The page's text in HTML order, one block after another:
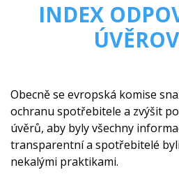
INDEX
Obecně se evropská komise
ochranu spotřebitele a zvýšit
úvěrů, aby byly všechny
transparentní a spotřebitelé
nekalými praktikami.